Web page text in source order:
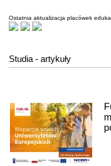
Ostatnia aktualizacja placówek
Studia - artykuły